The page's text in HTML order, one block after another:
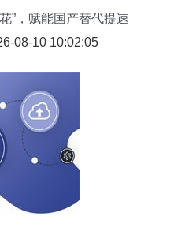
”，赋能国产替代提速
08-10 10:02:05